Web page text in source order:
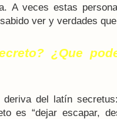
A veces estas
ver y verdades
¿Que
del latín
es “dejar escapar,